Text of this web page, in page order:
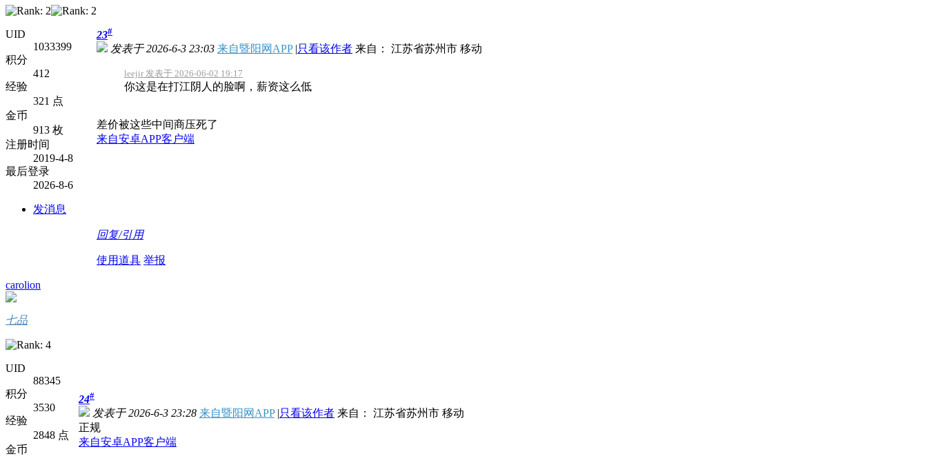
UID
1033399
积分
412
经验
321 点
金币
913 枚
注册时间
2019-4-8
最后登录
2026-8-6
发消息
23#
发表于 2026-6-3 23:03 来自暨阳网APP |只看该作者 来自： 江苏省苏州市 移动
leejir 发表于 2026-06-02 19:17
你这是在打江阴人的脸啊，薪资这么低
差价被这些中间商压死了
来自安卓APP客户端
回复/引用
使用道具 举报
carolion
七品
UID
88345
积分
3530
经验
2848 点
金币
24#
发表于 2026-6-3 23:28 来自暨阳网APP |只看该作者 来自： 江苏省苏州市 移动
正规
来自安卓APP客户端